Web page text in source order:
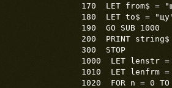
170 LET from$ =
180 LET to$ =
190 GO SUB 1000
200 PRINT string$
300 STOP
1000 LET lenstr =
1010 LET lenfrm =
1020 FOR n = 0